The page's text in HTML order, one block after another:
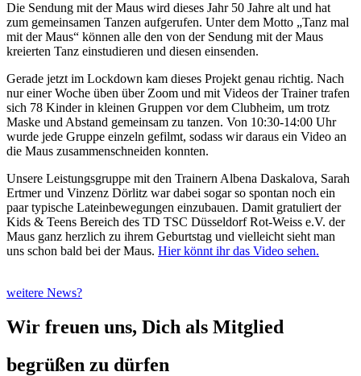
Die Sendung mit der Maus wird dieses Jahr 50 Jahre alt und hat
zum gemeinsamen Tanzen aufgerufen. Unter dem Motto „Tanz mal
mit der Maus“ können alle den von der Sendung mit der Maus
kreierten Tanz einstudieren und diesen einsenden.
Gerade jetzt im Lockdown kam dieses Projekt genau richtig. Nach
nur einer Woche üben über Zoom und mit Videos der Trainer trafen
sich 78 Kinder in kleinen Gruppen vor dem Clubheim, um trotz
Maske und Abstand gemeinsam zu tanzen. Von 10:30-14:00 Uhr
wurde jede Gruppe einzeln gefilmt, sodass wir daraus ein Video an
die Maus zusammenschneiden konnten.
Unsere Leistungsgruppe mit den Trainern Albena Daskalova, Sarah
Ertmer und Vinzenz Dörlitz war dabei sogar so spontan noch ein
paar typische Lateinbewegungen einzubauen. Damit gratuliert der
Kids & Teens Bereich des TD TSC Düsseldorf Rot-Weiss e.V. der
Maus ganz herzlich zu ihrem Geburtstag und vielleicht sieht man
uns schon bald bei der Maus. Hier könnt ihr das Video sehen.
weitere News?
Wir freuen uns, Dich als Mitglied
begrüßen zu dürfen